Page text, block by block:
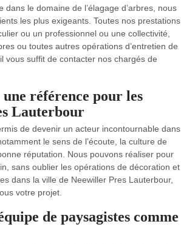
le domaine de l’élagage d’arbres, nous
les plus exigeants. Toutes nos prestations
ou un professionnel ou une collectivité,
ou toutes autres opérations d’entretien de
vous suffit de contacter nos chargés de
référence pour les
Lauterbour
de devenir un acteur incontournable dans
le sens de l’écoute, la culture de
réputation. Nous pouvons réaliser pour
sans oublier les opérations de décoration et
dans la ville de Neewiller Pres Lauterbour,
votre projet.
de paysagistes comme